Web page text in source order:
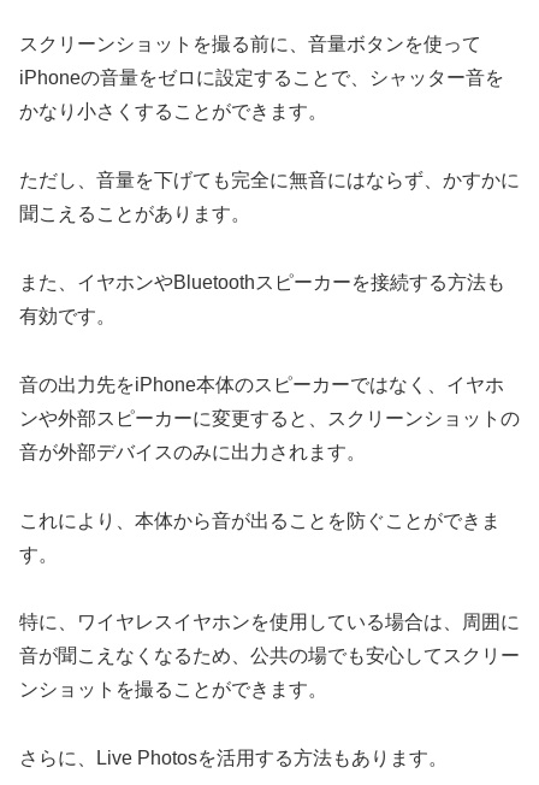
スクリーンショットを撮る前に、音量ボタンを使って
iPhoneの音量をゼロに設定することで、シャッター音を
かなり小さくすることができます。
ただし、音量を下げても完全に無音にはならず、かすかに
聞こえることがあります。
また、イヤホンやBluetoothスピーカーを接続する方法も
有効です。
音の出力先をiPhone本体のスピーカーではなく、イヤホ
ンや外部スピーカーに変更すると、スクリーンショットの
音が外部デバイスのみに出力されます。
これにより、本体から音が出ることを防ぐことができま
す。
特に、ワイヤレスイヤホンを使用している場合は、周囲に
音が聞こえなくなるため、公共の場でも安心してスクリー
ンショットを撮ることができます。
さらに、Live Photosを活用する方法もあります。